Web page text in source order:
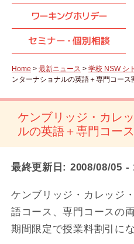
ワーキングホリデー
セミナー・ 個別相談
Home > 最新ニュース > 学校 NSW シ
ンターナショナルの英語＋専門コース
ケンブリッジ・カレ
ルの英語＋専門コース
最終更新日: 2008/08/05 -
ケンブリッジ・カレッジ
語コース、専門コースの
期間限定で授業料割引に